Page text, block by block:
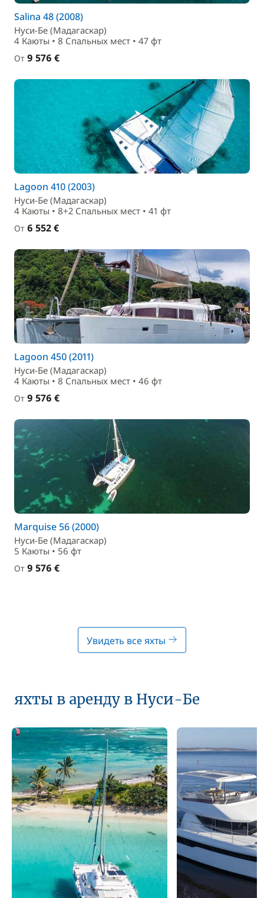
Salina 48 (2008)
Нуси-Бе (Мадагаскар)
4 Каюты • 8 Спальныx мест • 47 фт
От 9 576 €
Lagoon 410 (2003)
Нуси-Бе (Мадагаскар)
4 Каюты • 8+2 Спальныx мест • 41 фт
От 6 552 €
Lagoon 450 (2011)
Нуси-Бе (Мадагаскар)
4 Каюты • 8 Спальныx мест • 46 фт
От 9 576 €
Marquise 56 (2000)
Нуси-Бе (Мадагаскар)
5 Каюты • 56 фт
От 9 576 €
Увидеть все яхты
яхты в аренду в Нуси-Бе